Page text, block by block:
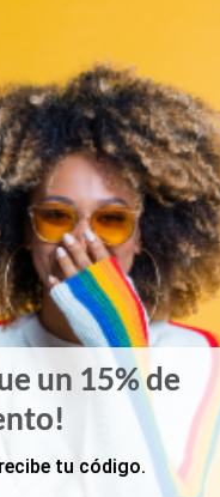
un 15% de
tu código.